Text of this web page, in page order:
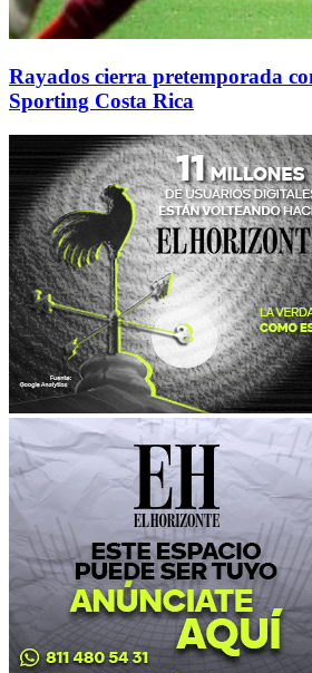
Rayados cierra pretemporada
Sporting Costa Rica